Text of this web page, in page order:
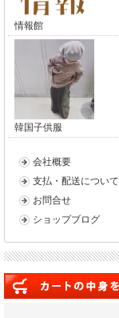
情報館
韓国子供服
会社概要
支払・配送について
お問合せ
ショップブログ